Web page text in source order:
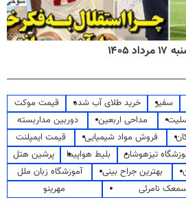
سفیر خرید طلای آب شده
قیمت موکت
مداحی اربعین
دوربین مداربسته
فروش مواد شیمیایی
قیمت ایمپلنت
تیزهوشان بلیط هواپیما
پرشین هتل
بهترین جراح بینی
آموزشگاه زبان ملل
نامرئی
مهرینو